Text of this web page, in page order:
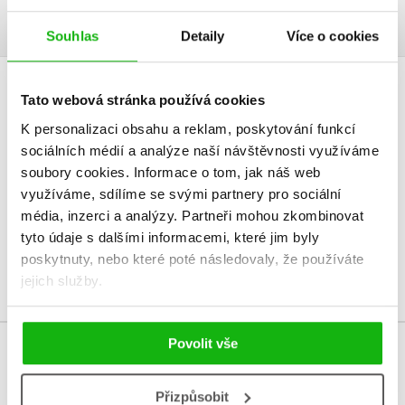
Souhlas Detaily Více o cookies
Tato webová stránka používá cookies
K personalizaci obsahu a reklam, poskytování funkcí
sociálních médií a analýze naší návštěvnosti využíváme
soubory cookies. Informace o tom, jak náš web
využíváme, sdílíme se svými partnery pro sociální
média, inzerci a analýzy. Partneři mohou zkombinovat
tyto údaje s dalšími informacemi, které jim byly
poskytnuty, nebo které poté následovaly, že používáte
jejich služby.
Povolit vše
Přizpůsobit
HODNOCENÍ ČTENÁŘŮ
V současné době nejsou vytvořena žádná uživatelská hodnocení.
Vaše hodnocení
Uživatelskou recenzi mohou vkládat pouze registrovaní uživatelé
Přihlásit
MOHLO BY VÁS TAKÉ ZAJÍMAT